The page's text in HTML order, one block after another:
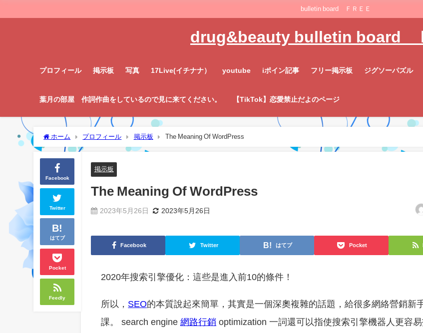
bulletin board ＦＲＥＥ
drug&beauty bulletin board
プロフィール 掲示板 写真 17Live(イチナナ） youtube iポイン記事 フリー掲示板 ジグソーパズル
葉月の部屋 作詞作曲をしているので見に来てください。 【TikTok】恋愛禁止だよのページ
ホーム プロフィール 掲示板 The Meaning Of WordPress
Facebook
Twitter
はてブ
Pocket
Feedly
掲示板
The Meaning Of WordPress
2023年5月26日 2023年5月26日
Facebook Twitter はてブ Pocket
2020年搜索引擎優化：這些是進入前10的條件！
所以， SEO的本質說起來簡單，其實是一個深奧複雜的話題，給很多網絡營銷新
課。 search engine網路行銷 optimization 一詞還可以指使搜索引擎機器人更容